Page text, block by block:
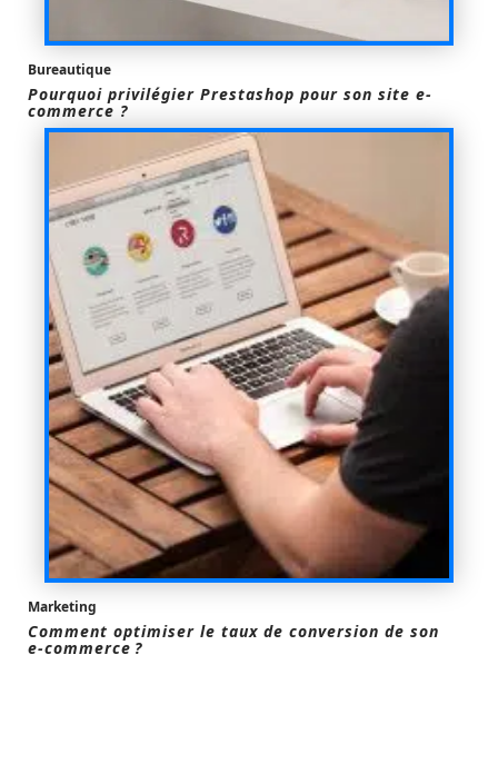
Bureautique
Pourquoi privilégier Prestashop pour son site e-
commerce ?
Marketing
Comment optimiser le taux de conversion de son
e-commerce ?